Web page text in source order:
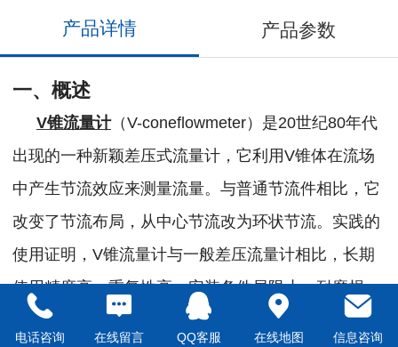
产品详情 产品参数
一、概述
V锥流量计（V-coneflowmeter）是20世纪80年代
出现的一种新颖差压式流量计，它利用V锥体在流场
中产生节流效应来测量流量。与普通节流件相比，它
改变了节流布局，从中心节流改为环状节流。实践的
使用证明，V锥流量计与一般差压流量计相比，长期
使用精度高、重复性高、安装条件局限小、耐磨损、
测量范围宽、适合脏污介质、压损小等优点。由于V
电话咨询 在线留言 QQ客服 在线地图 信息咨询